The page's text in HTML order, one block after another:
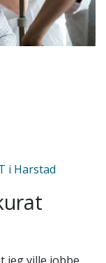
i Harstad